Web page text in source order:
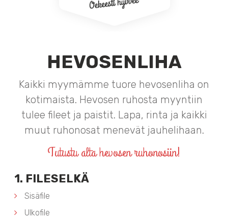
HEVOSENLIHA
Kaikki myymämme tuore hevosenliha on
kotimaista. Hevosen ruhosta myyntiin
tulee fileet ja paistit. Lapa, rinta ja kaikki
muut ruhonosat menevät jauhelihaan.
Tutustu alta hevosen ruhonosiin!
1. FILESELKÄ
Sisäfile
Ulkofile